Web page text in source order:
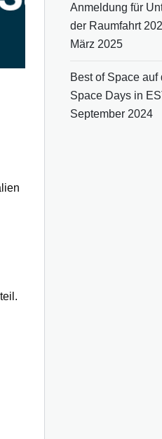
Anmeldung für
der Raumfahrt
März 2025
Best of Space
Space Days in
September 2024